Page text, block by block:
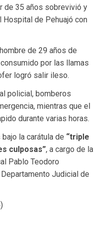
de 35 años sobrevivió y
Hospital de Pehuajó con
de 29 años de
por las llamas
logró salir ileso.
policial, bomberos
mientras que el
durante varias horas.
la carátula de “triple
culposas”, a cargo de la
Pablo Teodoro
Judicial de